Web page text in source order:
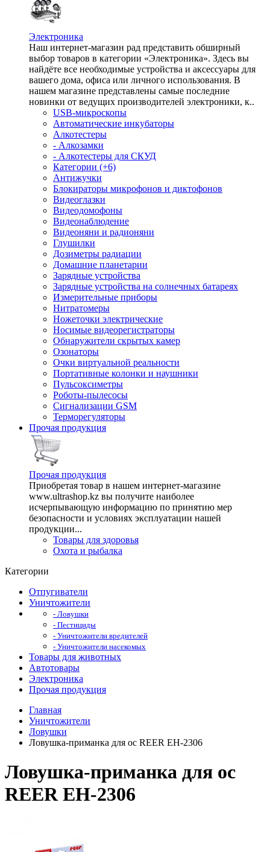
Электроника
Наш интернет-магазин рад представить обширный
выбор товаров в категории «Электроника». Здесь вы
найдёте все необходимые устройства и аксессуары для
вашего дома, офиса или личного использования. В
нашем магазине представлены самые последние
новинки от ведущих производителей электроники, к..
USB-микроскопы
Автоматические инкубаторы
Алкотестеры
- Алкозамки
- Алкотестеры для СКУД
Категории (+6)
Антижучки
Блокираторы микрофонов и диктофонов
Видеоглазки
Видеодомофоны
Видеонаблюдение
Видеоняни и радионяни
Глушилки
Дозиметры радиации
Домашние планетарии
Зарядные устройства
Зарядные устройства на солнечных батареях
Измерительные приборы
Нитратомеры
Ножеточки электрические
Носимые видеорегистраторы
Обнаружители скрытых камер
Озонаторы
Очки виртуальной реальности
Портативные колонки и наушники
Пульсоксиметры
Роботы-пылесосы
Сигнализации GSM
Терморегуляторы
Прочая продукция
Прочая продукция
Приобретая товар в нашем интернет-магазине
www.ultrashop.kz вы получите наиболее
исчерпывающую информацию по принятию мер
безопасности и условиях эксплуатации нашей
продукции...
Товары для здоровья
Охота и рыбалка
Категории
Отпугиватели
Уничтожители
- Ловушки
- Пестициды
- Уничтожители вредителей
- Уничтожители насекомых
Товары для животных
Автотовары
Электроника
Прочая продукция
Главная
Уничтожители
Ловушки
Ловушка-приманка для ос REER EH-2306
Ловушка-приманка для ос
REER EH-2306